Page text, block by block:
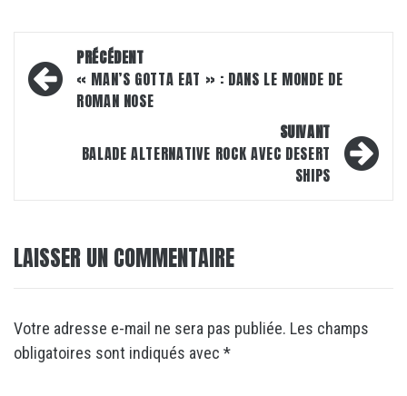
Navigation
d’article
PRÉCÉDENT
« MAN’S GOTTA EAT » : DANS LE MONDE DE
ROMAN NOSE
SUIVANT
BALADE ALTERNATIVE ROCK AVEC DESERT
SHIPS
LAISSER UN COMMENTAIRE
Votre adresse e-mail ne sera pas publiée. Les champs
obligatoires sont indiqués avec *